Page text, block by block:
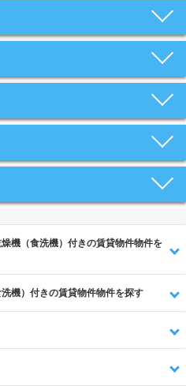
機（食洗機）付きの賃貸物件物件を
機）付きの賃貸物件物件を探す